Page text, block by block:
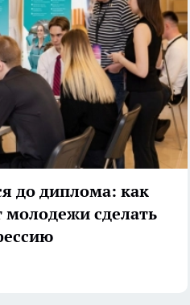
до диплома: как
молодежи сделать